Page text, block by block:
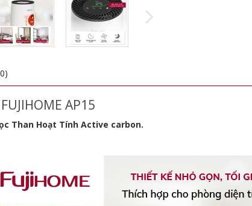
AP15
Than Hoạt Tính Active carbon.